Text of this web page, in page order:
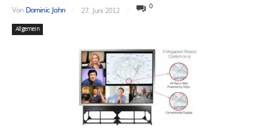
Von Dominic Jahn 27. Juni 2012 0
Allgemein